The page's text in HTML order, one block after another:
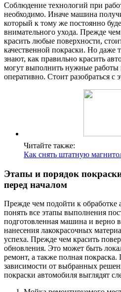
Соблюдение технологий при
необходимо. Иначе машина
который к тому же постоянно
внимательного ухода. Прежде чем
красить любые поверхности,
качественной покраски. Но даже
знают, как правильно красить
могут выполнить нужные работы
оперативно. Стоит разобраться
Читайте также:
Как снять штатную
Этапы и порядок
перед началом
Прежде чем подойти к
понять все этапы выполнения
подготовленная машина и верно
нанесения лакокрасочных
успеха. Прежде чем красить
обновления. Это может быть
ремонт, а также полная покраска.
зависимости от выбранных
покраски автомобиля выглядят